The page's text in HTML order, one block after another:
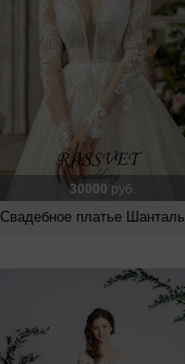
30000 руб.
Свадебное платье Шанталь